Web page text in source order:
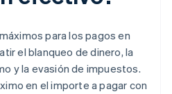
para los pagos en
el blanqueo de dinero, la
y la evasión de impuestos.
en el importe a pagar con